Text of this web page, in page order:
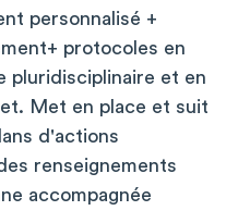
personnalisé +
protocoles en
pluridisciplinaire et en
Met en place et suit
d'actions
renseignements
accompagnée